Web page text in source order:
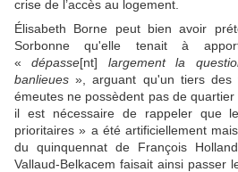
crise de l’accès au logement.
Élisabeth Borne peut bien avoir
Sorbonne qu'elle tenait à
«dépasse[nt] largement la
banlieues », arguant qu'un tiers des
émeutes ne possèdent pas de
il est nécessaire de rappeler que
prioritaires » a été artificiellement
du quinquennat de François
Vallaud-Belkacem faisait ainsi passer